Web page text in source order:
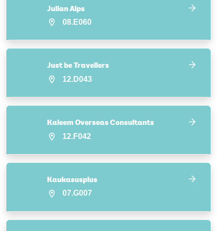
Julian Alps
08.E060
Just be Travellers
12.D043
Kaleem Overseas Consultants
12.F042
Kaukasusplus
07.G007